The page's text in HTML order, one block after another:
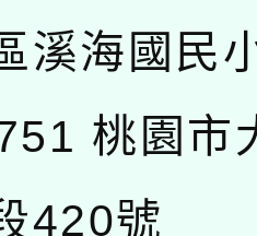
溪海國民
桃園市
420號